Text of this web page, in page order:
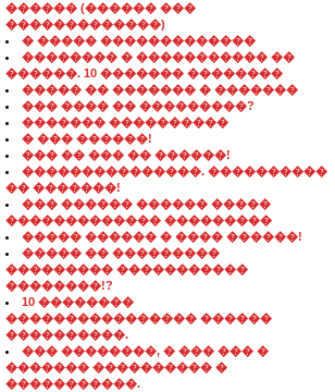
������ (������ ���
�������������)
� ����� �������������
�������� � ����������� ��
������. 10 ������� ��������
����� �� ������� � �������
��� ���� �� ���������?
������� ����������
� ��� ������!
��� �� ��� �� ������!
���������������. ����������
�� �������!
��� ������ ������ �����
������������� ���������
����� ������ � ���� ������!
����� �� ���������
��������� �����������
��������!?
10 ��������
���������������� ������
����������.
��� ��������, � ��� ��� �
������� ���������� �
�����������.